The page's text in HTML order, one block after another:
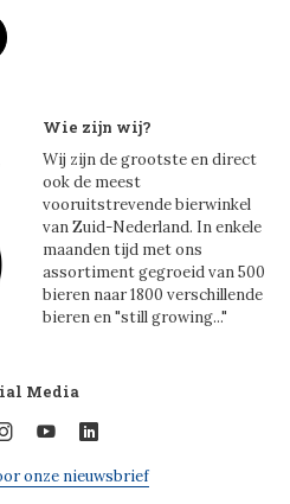
Wie zijn wij?
Wij zijn de grootste en direct
ook de meest
vooruitstrevende bierwinkel
van Zuid-Nederland. In enkele
maanden tijd met ons
assortiment gegroeid van 500
bieren naar 1800 verschillende
bieren en "still growing..."
Media
onze nieuwsbrief